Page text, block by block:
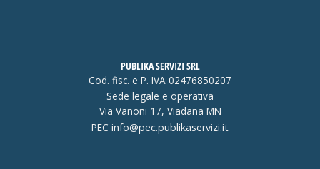
PUBLIKA SERVIZI SRL
Cod. fisc. e P. IVA 02476850207
Sede legale e operativa
Via Vanoni 17, Viadana MN
PEC info@pec.publikaservizi.it